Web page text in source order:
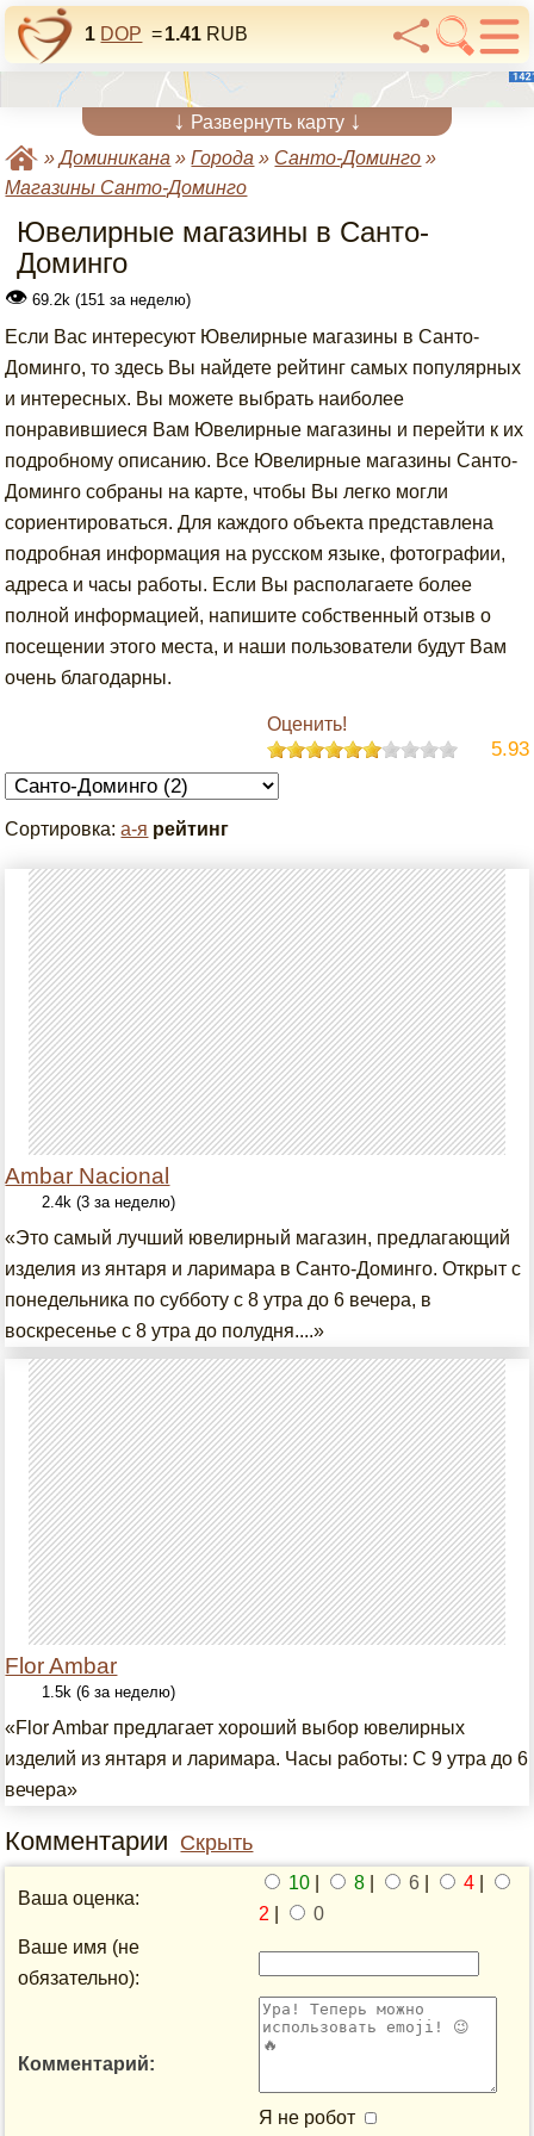
1 DOP =1.41 RUB
↓ Развернуть карту ↓
»Доминикана »Города » Санто-Доминго »
Магазины Санто-Доминго
Ювелирные магазины в Санто-
Доминго
👁 69.2k (151 за неделю)
Если Вас интересуют Ювелирные магазины в Санто-
Доминго, то здесь Вы найдете рейтинг самых популярных
и интересных. Вы можете выбрать наиболее
понравившиеся Вам Ювелирные магазины и перейти к их
подробному описанию. Все Ювелирные магазины Санто-
Доминго собраны на карте, чтобы Вы легко могли
сориентироваться. Для каждого объекта представлена
подробная информация на русском языке, фотографии,
адреса и часы работы. Если Вы располагаете более
полной информацией, напишите собственный отзыв о
посещении этого места, и наши пользователи будут Вам
очень благодарны.
Оценить!
5.93
Сортировка:а-я рейтинг
Ambar Nacional
2.4k (3 за неделю)
«Это самый лучший ювелирный магазин, предлагающий
изделия из янтаря и ларимара в Санто-Доминго. Открыт с
понедельника по субботу с 8 утра до 6 вечера, в
воскресенье с 8 утра до полудня....»
Flor Ambar
1.5k (6 за неделю)
«Flor Ambar предлагает хороший выбор ювелирных
изделий из янтаря и ларимара. Часы работы: С 9 утра до 6
вечера»
Комментарии Скрыть
Ваша оценка:
10 8 6 4
2
0
Ваше имя (не
обязательно):
Комментарий:
Я не робот